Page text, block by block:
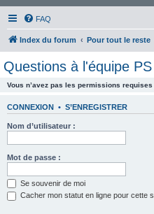
FAQ
Index du forum Pour tout le reste
Questions à l'équipe PS
Vous n’avez pas les permissions
CONNEXION • S’ENREGISTRER
Nom d’utilisateur :
Mot de passe :
Se souvenir de moi
Cacher mon statut en ligne pour cette